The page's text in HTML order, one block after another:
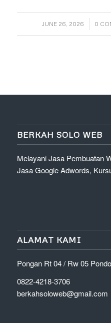
JUNE 26, 2026
/ 0 /
BERKAH SOLO WEB
Melayani Jasa Pembuatan
Jasa Google Adwords,
ALAMAT KAMI
Pongan Rt 04 / Rw 05
0822-4218-3706
berkahsoloweb@gmail.com